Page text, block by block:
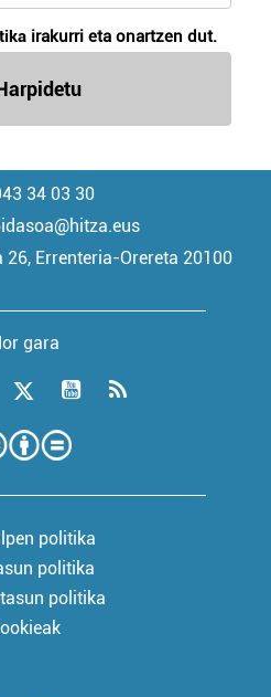
irakurri eta onartzen dut.
34 03 30
Errenteria-Orereta 20100
gara
politika
politika
politika